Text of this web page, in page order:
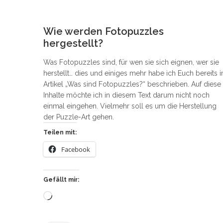
Wie werden Fotopuzzles
hergestellt?
Was Fotopuzzles sind, für wen sie sich eignen, wer sie
herstellt… dies und einiges mehr habe ich Euch bereits
Artikel „Was sind Fotopuzzles?“ beschrieben. Auf diese
Inhalte möchte ich in diesem Text darum nicht noch
einmal eingehen. Vielmehr soll es um die Herstellung
der Puzzle-Art gehen.
Teilen mit:
Facebook
Gefällt mir:
Wird